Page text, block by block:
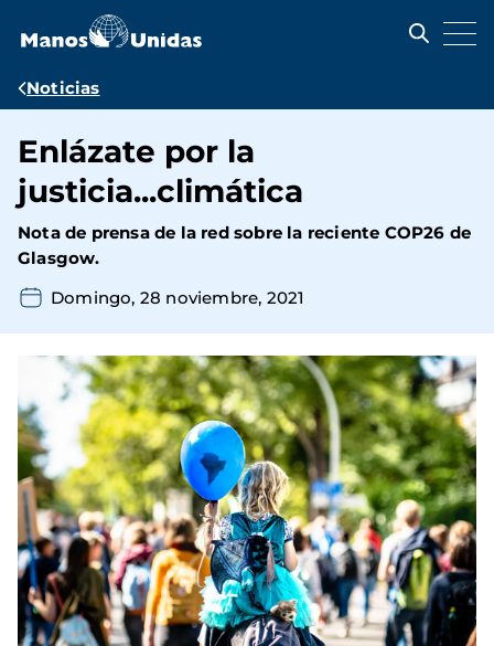
contenido
Ruta
navegación
Noticias
Enlázate por la
justicia...climática
Nota de prensa de la red sobre la reciente COP26 de
Glasgow.
Domingo, 28 noviembre, 2021